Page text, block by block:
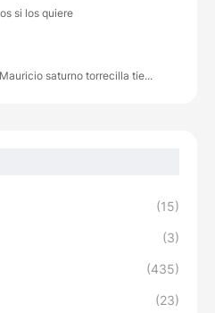
si los quiere
saturno torrecilla tie...
(15)
(3)
(435)
(23)